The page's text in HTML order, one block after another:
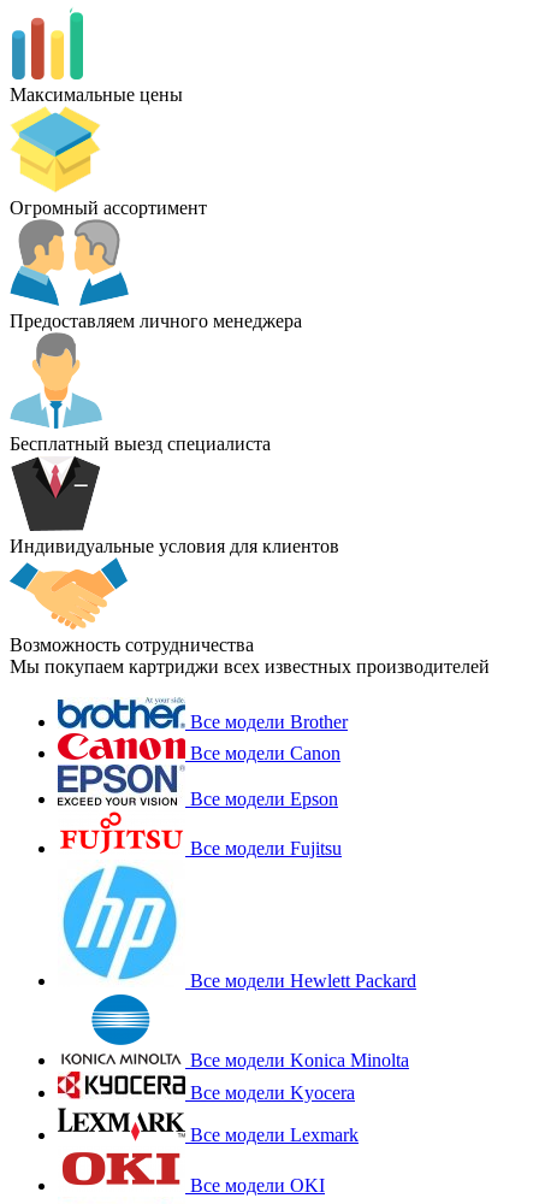
Максимальные цены
Огромный ассортимент
Предоставляем личного менеджера
Бесплатный выезд специалиста
Индивидуальные условия для клиентов
Возможность сотрудничества
Мы покупаем картриджи всех известных производителей
Все модели Brother
Все модели Canon
Все модели Epson
Все модели Fujitsu
Все модели Hewlett Packard
Все модели Konica Minolta
Все модели Kyocera
Все модели Lexmark
Все модели OKI